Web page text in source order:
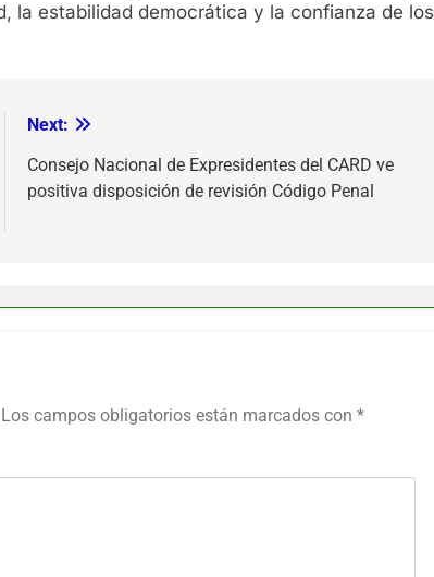
la estabilidad democrática y la confianza de los
Next:
Consejo Nacional de Expresidentes del CARD ve
positiva disposición de revisión Código Penal
Los campos obligatorios están marcados con *